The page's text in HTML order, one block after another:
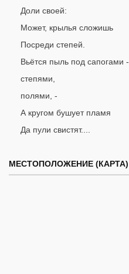
Доли своей:
Может, крылья сложишь
Посреди степей.
Вьётся пыль под сапогами -
степями,
полями, -
А кругом бушует пламя
Да пули свистят....
МЕСТОПОЛОЖЕНИЕ (КАРТА)